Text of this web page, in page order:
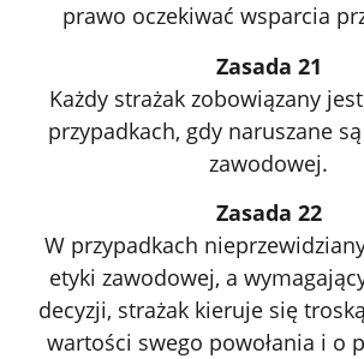
prawo oczekiwać wsparcia
Zasada 21
Każdy strażak zobowiązany
przypadkach, gdy naruszane
zawodowej.
Zasada 22
W przypadkach
etyki zawodowej, a
decyzji, strażak kieruje się
wartości swego powołania i o